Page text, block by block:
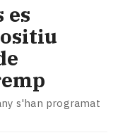
es
s'han programat